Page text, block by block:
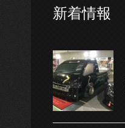
新着情報